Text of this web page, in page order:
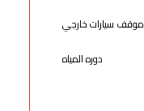
موقف سيارات خارجي
دوره المياه